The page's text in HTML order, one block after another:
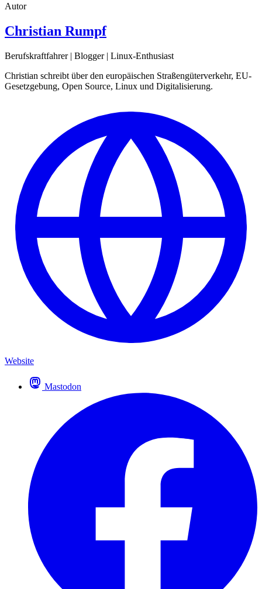
Autor
Christian Rumpf
Berufskraftfahrer | Blogger | Linux-Enthusiast
Christian schreibt über den europäischen Straßengüterverkehr, EU-
Gesetzgebung, Open Source, Linux und Digitalisierung.
Website
Mastodon